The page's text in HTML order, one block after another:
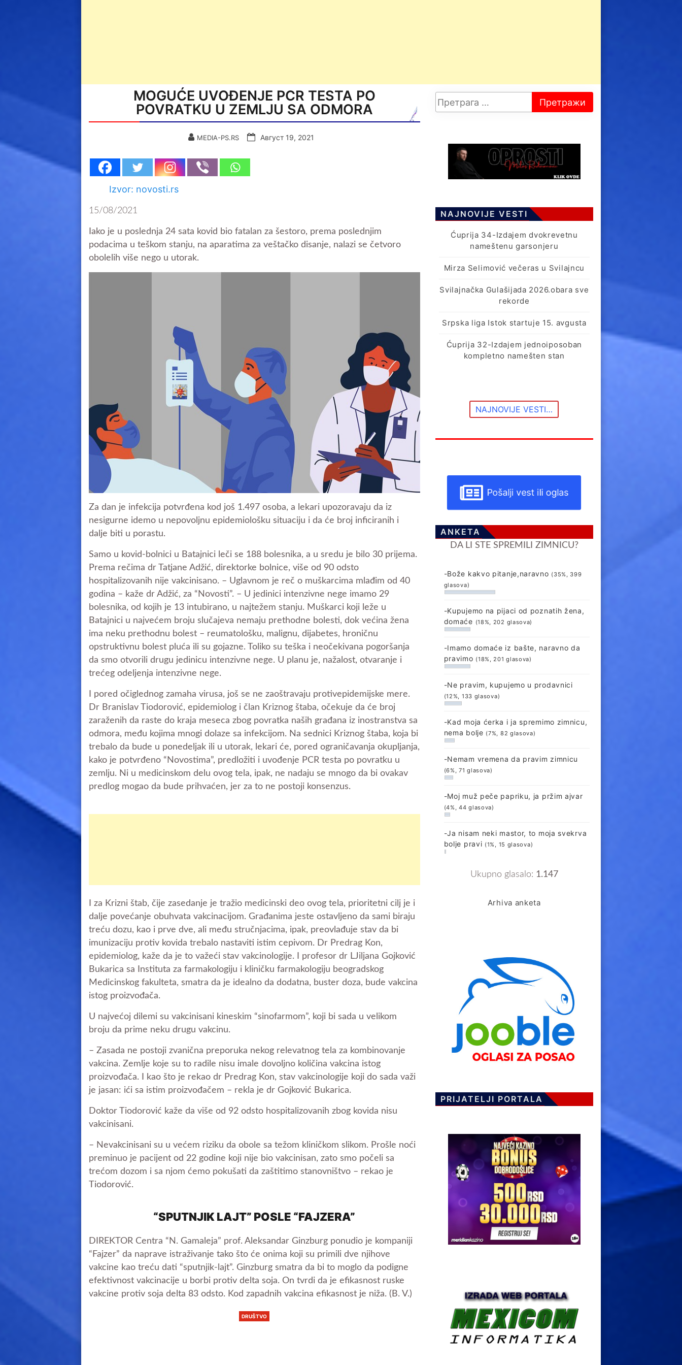
MOGUĆE UVOĐENJE PCR TESTA PO
POVRATKU U ZEMLJU SA ODMORA
MEDIA-PS.RS Август 19, 2021
Izvor: novosti.rs
15/08/2021
Iako je u poslednja 24 sata kovid bio fatalan za šestoro, prema poslednjim
podacima u teškom stanju, na aparatima za veštačko disanje, nalazi se četvoro
obolelih više nego u utorak.
Za dan je infekcija potvrđena kod još 1.497 osoba, a lekari upozoravaju da iz
nesigurne idemo u nepovoljnu epidemiološku situaciju i da će broj inficiranih i
dalje biti u porastu.
Samo u kovid-bolnici u Batajnici leči se 188 bolesnika, a u sredu je bilo 30 prijema.
Prema rečima dr Tatjane Adžić, direktorke bolnice, više od 90 odsto
hospitalizovanih nije vakcinisano. – Uglavnom je reč o muškarcima mlađim od 40
godina – kaže dr Adžić, za “Novosti”. – U jedinici intenzivne nege imamo 29
bolesnika, od kojih je 13 intubirano, u najtežem stanju. Muškarci koji leže u
Batajnici u najvećem broju slučajeva nemaju prethodne bolesti, dok većina žena
ima neku prethodnu bolest – reumatološku, malignu, dijabetes, hroničnu
opstruktivnu bolest pluća ili su gojazne. Toliko su teška i neočekivana pogoršanja
da smo otvorili drugu jedinicu intenzivne nege. U planu je, nažalost, otvaranje i
trećeg odeljenja intenzivne nege.
I pored očiglednog zamaha virusa, još se ne zaoštravaju protivepidemijske mere.
Dr Branislav Tiodorović, epidemiolog i član Kriznog štaba, očekuje da će broj
zaraženih da raste do kraja meseca zbog povratka naših građana iz inostranstva sa
odmora, među kojima mnogi dolaze sa infekcijom. Na sednici Kriznog štaba, koja bi
trebalo da bude u ponedeljak ili u utorak, lekari će, pored ograničavanja okupljanja,
kako je potvrđeno “Novostima”, predložiti i uvođenje PCR testa po povratku u
zemlju. Ni u medicinskom delu ovog tela, ipak, ne nadaju se mnogo da bi ovakav
predlog mogao da bude prihvaćen, jer za to ne postoji konsenzus.
I za Krizni štab, čije zasedanje je tražio medicinski deo ovog tela, prioritetni cilj je i
dalje povećanje obuhvata vakcinacijom. Građanima jeste ostavljeno da sami biraju
treću dozu, kao i prve dve, ali među stručnjacima, ipak, preovlađuje stav da bi
imunizaciju protiv kovida trebalo nastaviti istim cepivom. Dr Predrag Kon,
epidemiolog, kaže da je to važeći stav vakcinologije. I profesor dr LJiljana Gojković
Bukarica sa Instituta za farmakologiju i kliničku farmakologiju beogradskog
Medicinskog fakulteta, smatra da je idealno da dodatna, buster doza, bude vakcina
istog proizvođača.
U najvećoj dilemi su vakcinisani kineskim “sinofarmom”, koji bi sada u velikom
broju da prime neku drugu vakcinu.
– Zasada ne postoji zvanična preporuka nekog relevatnog tela za kombinovanje
vakcina. Zemlje koje su to radile nisu imale dovoljno količina vakcina istog
proizvođača. I kao što je rekao dr Predrag Kon, stav vakcinologije koji do sada važi
je jasan: ići sa istim proizvođačem – rekla je dr Gojković Bukarica.
Doktor Tiodorović kaže da više od 92 odsto hospitalizovanih zbog kovida nisu
vakcinisani.
– Nevakcinisani su u većem riziku da obole sa težom kliničkom slikom. Prošle noći
preminuo je pacijent od 22 godine koji nije bio vakcinisan, zato smo počeli sa
trećom dozom i sa njom ćemo pokušati da zaštitimo stanovništvo – rekao je
Tiodorović.
“SPUTNJIK LAJT” POSLE “FAJZERA”
DIREKTOR Centra “N. Gamaleja” prof. Aleksandar Ginzburg ponudio je kompaniji
“Fajzer” da naprave istraživanje tako što će onima koji su primili dve njihove
vakcine kao treću dati “sputnjik-lajt”. Ginzburg smatra da bi to moglo da podigne
efektivnost vakcinacije u borbi protiv delta soja. On tvrdi da je efikasnost ruske
vakcine protiv soja delta 83 odsto. Kod zapadnih vakcina efikasnost je niža. (B. V.)
DRUŠTVO
NAJNOVIJE VESTI
Ćuprija 34-Izdajem dvokrevetnu
nameštenu garsonjeru
Mirza Selimović večeras u Svilajncu
Svilajnačka Gulašijada 2026.obara sve
rekorde
Srpska liga Istok startuje 15. avgusta
Ćuprija 32-Izdajem jednoiposoban
kompletno namešten stan
NAJNOVIJE VESTI…
Pošalji vest ili oglas
ANKETA
DA LI STE SPREMILI ZIMNICU?
-Bože kakvo pitanje,naravno (35%, 399
glasova)
-Kupujemo na pijaci od poznatih žena,
domaće (18%, 202 glasova)
-Imamo domaće iz bašte, naravno da
pravimo (18%, 201 glasova)
-Ne pravim, kupujemo u prodavnici
(12%, 133 glasova)
-Kad moja ćerka i ja spremimo zimnicu,
nema bolje (7%, 82 glasova)
-Nemam vremena da pravim zimnicu
(6%, 71 glasova)
-Moj muž peče papriku, ja pržim ajvar
(4%, 44 glasova)
-Ja nisam neki mastor, to moja svekrva
bolje pravi (1%, 15 glasova)
Ukupno glasalo: 1.147
Arhiva anketa
PRIJATELJI PORTALA